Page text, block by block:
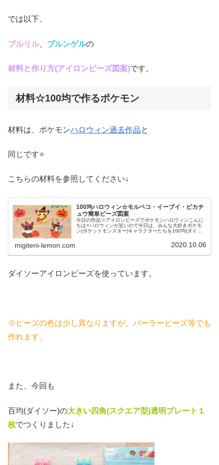
では以下、
プルリル、 ブルンゲルの
材料と作り方(アイロンビーズ図案)です。
材料☆100均で作るポケモン
材料は、ポケモンハロウィン過去作品と
同じです⭐
こちらの材料を参照してください↓
100均ハロウィン☆モルペコ・イーブイ・ピカチ
ュウ簡単ビーズ図案
今日の作品☆アイロンビーズでポケモンハロウィンこんに
ちは⭐ハロウィンが近いので今日は、みんな大好きポケモ
ン(ポケットモンスター)キャラクターたちを100均(ダイソ
migiteni-lemon.com 2020.10.06
ダイソーアイロンビーズを使っています。
※ビーズの色は少し異なりますが、パーラービーズ等でも
作れます。
また、今回も
百均(ダイソー)の大きい四角(スクエア型)透明プレート１
枚でつくりました↓